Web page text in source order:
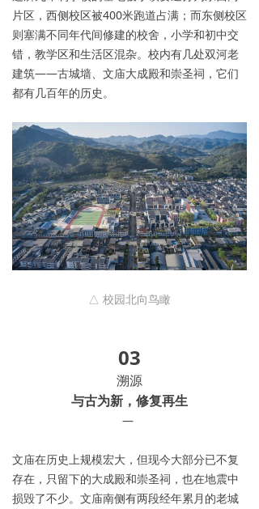
片区，西侧校区被400米跑道占满；而东侧校区
则塞满不同年代间修建的校舍，小学和初中交
错，教学区和生活区混杂。校内有几处双河老
建筑——古城墙、文庙大成殿和崇圣祠，它们
都有几百年的历史。
△ 校园北向鸟瞰
03
溯源
与古为新，修复再生
—
文庙在历史上规模宏大，但现今大部分已不复
存在，只留下的大成殿和崇圣祠，也在地震中
损毁了不少。文庙南侧有两段经年累月的老城